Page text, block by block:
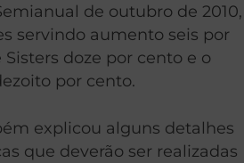
de outubro de 2010,
servindo aumento seis por
doze por cento e o
por cento.
explicou alguns detalhes
que deverão ser realizadas